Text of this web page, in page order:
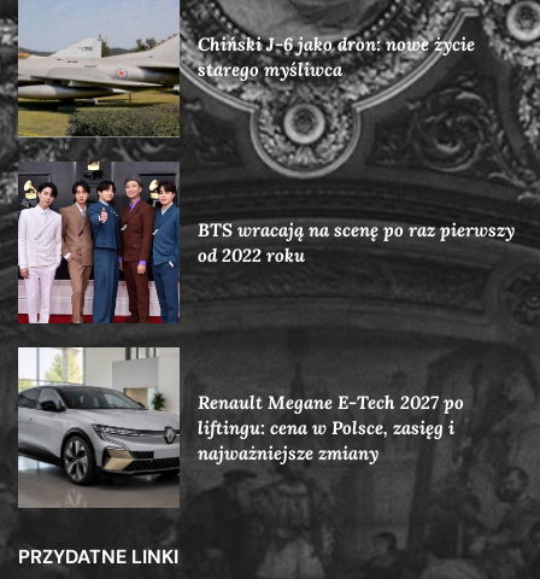
Chiński J-6 jako dron: nowe życie
starego myśliwca
BTS wracają na scenę po raz pierwszy
od 2022 roku
Renault Megane E-Tech 2027 po
liftingu: cena w Polsce, zasięg i
najważniejsze zmiany
PRZYDATNE LINKI